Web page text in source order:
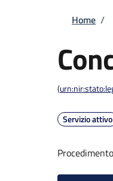
Home /
(
Servizio attivo